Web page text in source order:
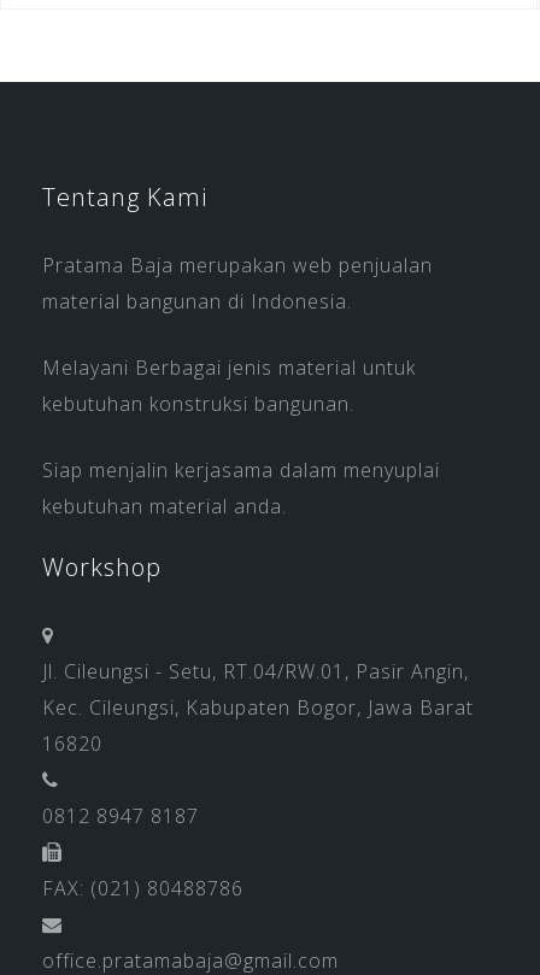
Tentang Kami
Pratama Baja merupakan web penjualan
material bangunan di Indonesia.
Melayani Berbagai jenis material untuk
kebutuhan konstruksi bangunan.
Siap menjalin kerjasama dalam menyuplai
kebutuhan material anda.
Workshop
Jl. Cileungsi - Setu, RT.04/RW.01, Pasir Angin,
Kec. Cileungsi, Kabupaten Bogor, Jawa Barat
16820
0812 8947 8187
FAX: (021) 80488786
office.pratamabaja@gmail.com